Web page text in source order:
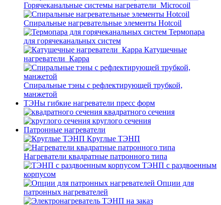
Горячеканальные системы нагреватели_Microcoil
Спиральные нагревательные элементы Hotcoil
Термопара
для горячеканальных систем
Катушечные
нагреватели_Карра
Спиральные тэны с рефлектирующей трубкой,
манжетой
ТЭНы гибкие нагреватели пресс форм
квадратного сечения
круглого сечения
Патронные нагреватели
Круглые ТЭНП
Нагреватели квадратные патронного типа
ТЭНП с раздвоенным
корпусом
Опции для
патронных нагревателей